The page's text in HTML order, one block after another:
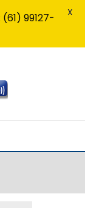
99127-
X